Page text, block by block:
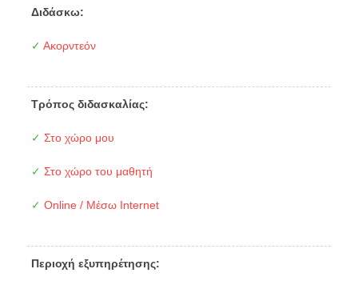
Διδάσκω:
✓ Ακορντεόν
Τρόπος διδασκαλίας:
✓ Στο χώρο μου
✓ Στο χώρο του μαθητή
✓ Online / Μέσω Internet
Περιοχή εξυπηρέτησης: